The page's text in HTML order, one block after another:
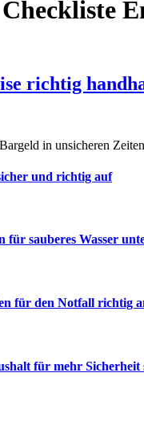
richtig
in unsicheren
und richtig auf
sauberes Wasser
für den Notfall richtig
für mehr Sicherheit